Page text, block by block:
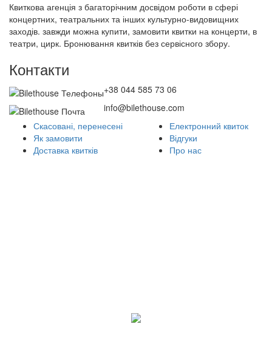
Квиткова агенція з багаторічним досвідом роботи в сфері
концертних, театральних та інших культурно-видовищних
заходів. завжди можна купити, замовити квитки на концерти, в
театри, цирк. Бронювання квитків без сервісного збору.
Контакти
+38 044 585 73 06
info@bilethouse.com
Скасовані, перенесені
Як замовити
Доставка квитків
Електронний квиток
Відгуки
Про нас